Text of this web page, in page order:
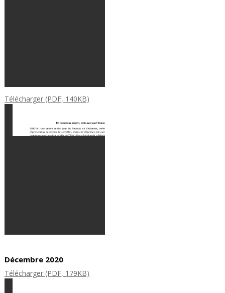
Télécharger (PDF, 140KB)
Décembre 2020
Télécharger (PDF, 179KB)